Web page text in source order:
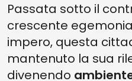
Passata sotto il
crescente
impero, questa
mantenuto la sua
divenendo